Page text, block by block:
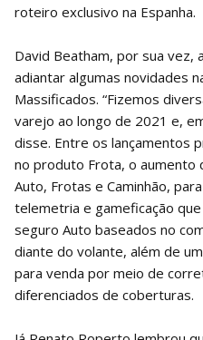
roteiro exclusivo na Espanha.
David Beatham, por sua vez,
adiantar algumas novidades
Massificados. “Fizemos
varejo ao longo de 2021 e,
disse. Entre os lançamentos
no produto Frota, o aumento
Auto, Frotas e Caminhão,
telemetria e gameficação
seguro Auto baseados no
diante do volante, além de
para venda por meio de
diferenciados de coberturas.